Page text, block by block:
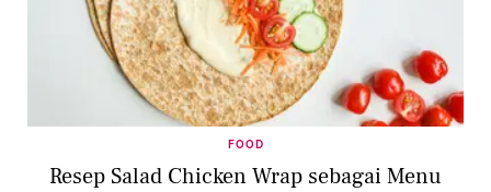
FOOD
Resep Salad Chicken Wrap sebagai Menu